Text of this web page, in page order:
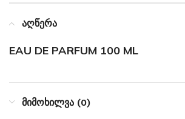
აღწერა
EAU DE PARFUM 100 ML
მიმოხილვა (0)